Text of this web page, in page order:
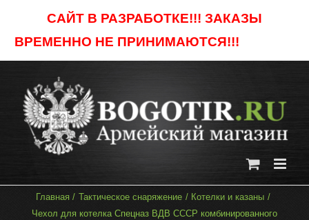
САЙТ В РАЗРАБОТКЕ!!! ЗАКАЗЫ
ВРЕМЕННО НЕ ПРИНИМАЮТСЯ!!!
content
Главная Тактическое снаряжение
Котелки и казаны
Чехол для котелка Спецназ ВДВ СССР комбинированного